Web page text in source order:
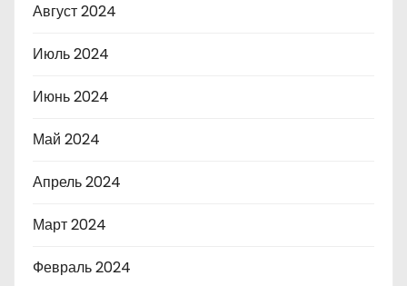
Август 2024
Июль 2024
Июнь 2024
Май 2024
Апрель 2024
Март 2024
Февраль 2024